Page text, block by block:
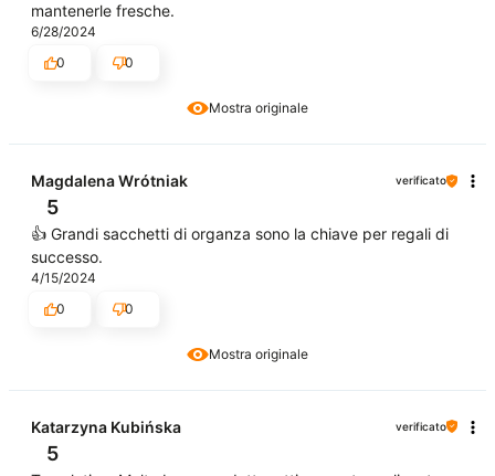
Mostra originale
mantenerle fresche.
6/28/2024
0
0
Mostra originale
Magdalena Wrótniak verificato
5
👍️ Grandi sacchetti di organza sono la chiave per regali di
successo.
4/15/2024
0
0
Katarzyna Kubińska verificato
5